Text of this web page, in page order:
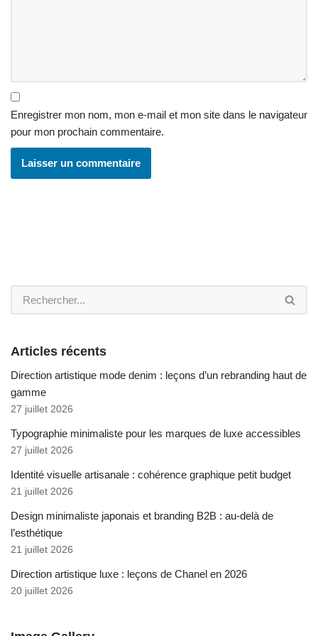
Enregistrer mon nom, mon e-mail et mon site dans le navigateur
pour mon prochain commentaire.
Articles récents
Direction artistique mode denim : leçons d’un rebranding haut de
gamme
27 juillet 2026
Typographie minimaliste pour les marques de luxe accessibles
27 juillet 2026
Identité visuelle artisanale : cohérence graphique petit budget
21 juillet 2026
Design minimaliste japonais et branding B2B : au-delà de
l’esthétique
21 juillet 2026
Direction artistique luxe : leçons de Chanel en 2026
20 juillet 2026